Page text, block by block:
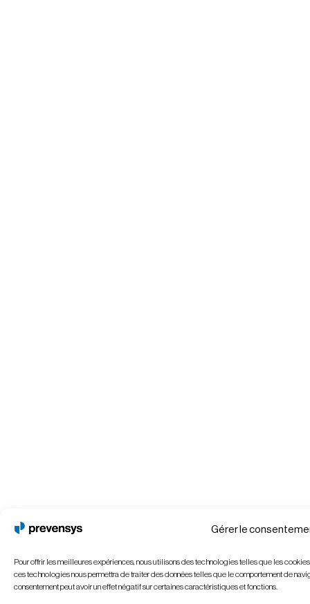
Gérer le
Pour offrir les meilleures expériences, nous utilisons des technologies telles que les
ces technologies nous permettra de traiter des données telles que le comportement de
consentement peut avoir un effet négatif sur certaines caractéristiques et fonctions.